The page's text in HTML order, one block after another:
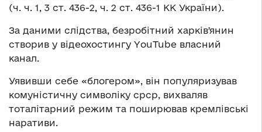
(ч. ч. 1, 3 ст. 436-2, ч. 2 ст. 436-1 КК України).
За даними слідства, безробітний харківʼянин
створив у відеохостингу YouTube власний
канал.
Уявивши себе «блогером», він популяризував
комуністичну символіку срср, вихваляв
тоталітарний режим та поширював кремлівські
наративи.